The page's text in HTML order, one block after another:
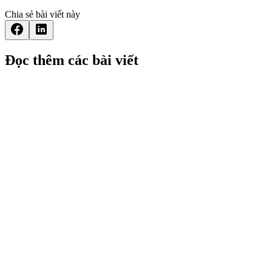
Chia sẻ bài viết này
Đọc thêm các bài viết